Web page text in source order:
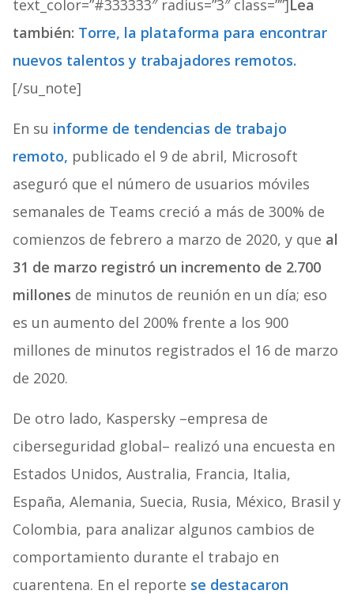
text_color=”#333333″ radius=”3″ class=””] Lea
también: Torre, la plataforma para encontrar
nuevos talentos y trabajadores remotos.
[/su_note]
En su informe de tendencias de trabajo
remoto, publicado el 9 de abril, Microsoft
aseguró que el número de usuarios móviles
semanales de Teams creció a más de 300% de
comienzos de febrero a marzo de 2020, y que al
31 de marzo registró un incremento de 2.700
millones de minutos de reunión en un día; eso
es un aumento del 200% frente a los 900
millones de minutos registrados el 16 de marzo
de 2020.
De otro lado, Kaspersky –empresa de
ciberseguridad global– realizó una encuesta en
Estados Unidos, Australia, Francia, Italia,
España, Alemania, Suecia, Rusia, México, Brasil y
Colombia, para analizar algunos cambios de
comportamiento durante el trabajo en
cuarentena. En el reporte se destacaron